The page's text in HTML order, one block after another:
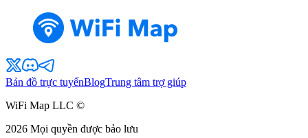
Bản đồ trực tuyếnBlogTrung tâm trợ giúp
WiFi Map LLC ©
2026 Mọi quyền được bảo lưu